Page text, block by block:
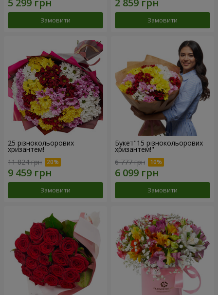
Замовити Замовити
25 різнокольорових
хризантем!
11 824 грн
Замовити
Букет"15 різнокольорових
хризантем!"
6 777 грн
Замовити